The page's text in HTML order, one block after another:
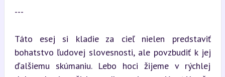
---
Táto esej si kladie za cieľ nielen predstaviť
bohatstvo ľudovej slovesnosti, ale povzbudiť k jej
ďalšiemu skúmaniu. Lebo hoci žijeme v rýchlej